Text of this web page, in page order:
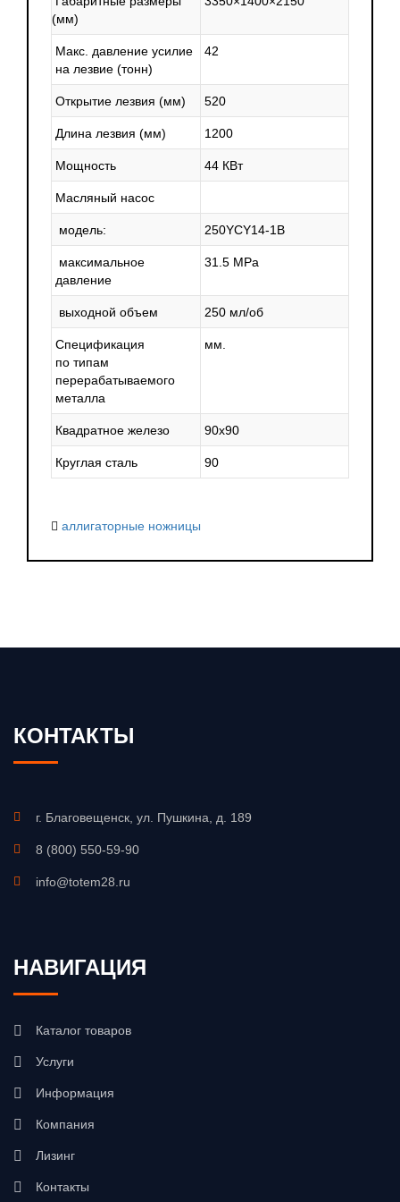
или труднодоступных местах.
Гидравлические аллигаторные ножницы Q43-4000
находят применение в различных отраслях. В
металлургии они используются для переработки scrap-
металлов, в строительстве – для демонтажа старых
конструкций, а также в переработке отходов, где
требуется быстрая и эффективная резка. Эти ножницы
позволяют значительно повысить производительность
труда и сократить время на обработку материалов.
(мм)
Макс. давление усилие
на лезвие (тонн)
42
Открытие лезвия (мм) 520
Длина лезвия (мм) 1200
Мощность 44 КВт
Масляный насос
модель: 250YCY14-1B
максимальное
давление
31.5 MPa
выходной объем 250 мл/об
Спецификация
по типам
перерабатываемого
металла
мм.
Квадратное железо 90х90
Круглая сталь 90
аллигаторные ножницы
КОНТАКТЫ
г. Благовещенск, ул. Пушкина, д. 189
8 (800) 550-59-90
info@totem28.ru
НАВИГАЦИЯ
Каталог товаров
Услуги
Информация
Компания
Лизинг
Контакты